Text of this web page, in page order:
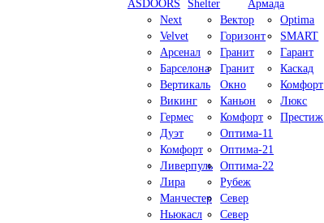
ASDOORS
Next
Velvet
Арсенал
Барселона
Вертикаль
Викинг
Гермес
Дуэт
Комфорт
Ливерпуль
Лира
Манчестер
Ньюкасл
Shelter
Вектор
Горизонт
Гранит
Гранит
Окно
Каньон
Комфорт
Оптима-11
Оптима-21
Оптима-22
Рубеж
Север
Север
Армада
Optima
SMART
Гарант
Каскад
Комфорт
Люкс
Престиж